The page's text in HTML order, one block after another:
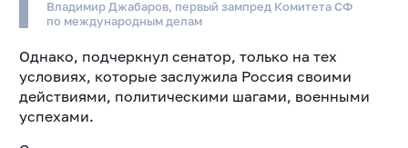
Владимир Джабаров, первый зампред Комитета СФ
по международным делам
Однако, подчеркнул сенатор, только на тех
условиях, которые заслужила Россия своими
действиями, политическими шагами, военными
успехами.